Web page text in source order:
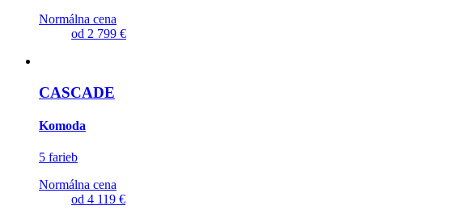
Normálna cena
od 2 799 €
CASCADE
Komoda
5 farieb
Normálna cena
od 4 119 €